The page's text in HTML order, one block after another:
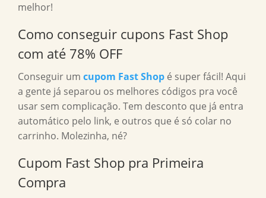
melhor!
Como conseguir cupons Fast Shop
com até 78% OFF
Conseguir um cupom Fast Shop é super fácil! Aqui
a gente já separou os melhores códigos pra você
usar sem complicação. Tem desconto que já entra
automático pelo link, e outros que é só colar no
carrinho. Molezinha, né?
Cupom Fast Shop pra Primeira
Compra